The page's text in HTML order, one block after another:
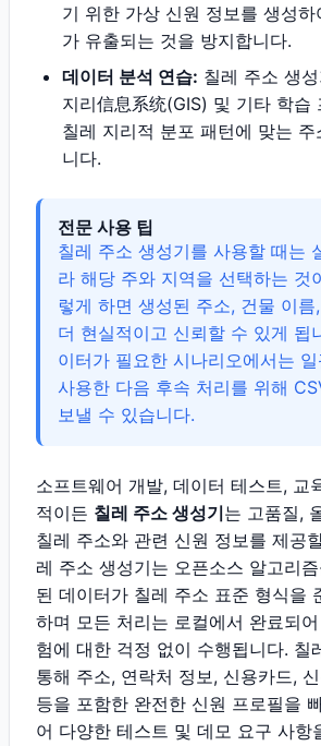
기 위한 가상 신원 정보를 생성
가 유출되는 것을 방지합니다.
데이터 분석 연습: 칠레 주소 생
지리信息系统(GIS) 및 기타 학습
칠레 지리적 분포 패턴에 맞는
니다.
전문 사용 팁
칠레 주소 생성기를 사용할 때는
라 해당 주와 지역을 선택하는 것
렇게 하면 생성된 주소, 건물 이름
더 현실적이고 신뢰할 수 있게 됩
이터가 필요한 시나리오에서는
사용한 다음 후속 처리를 위해
보낼 수 있습니다.
소프트웨어 개발, 데이터 테스트, 교
적이든 칠레 주소 생성기는 고품질,
칠레 주소와 관련 신원 정보를 제공
레 주소 생성기는 오픈소스 알고리
된 데이터가 칠레 주소 표준 형식을
하며 모든 처리는 로컬에서 완료되
험에 대한 걱정 없이 수행됩니다. 칠
통해 주소, 연락처 정보, 신용카드,
등을 포함한 완전한 신원 프로필을
어 다양한 테스트 및 데모 요구 사항